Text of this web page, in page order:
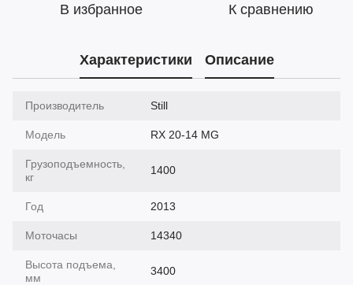
В избранное К сравнению
Характеристики Описание
Производитель Still
Модель RX 20-14 MG
Грузоподъемность,
кг
1400
Год 2013
Моточасы 14340
Высота подъема,
мм
3400